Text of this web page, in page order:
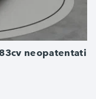
neopatentati